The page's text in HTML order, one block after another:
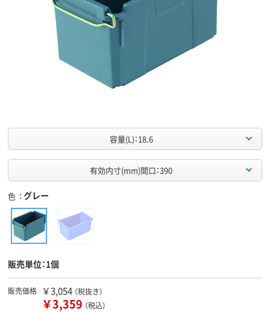
容量(L)：18.6
有効内寸(mm)間口：390
色 グレー
販売単位：1個
販売価格 ￥3,054 （税抜き）
￥3,359 （税込）